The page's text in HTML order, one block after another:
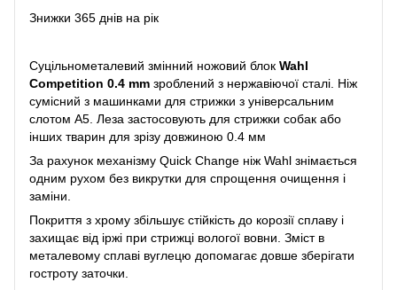
Знижки 365 днів на рік
Суцільнометалевий змінний ножовий блок Wahl
Competition 0.4 mm зроблений з нержавіючої сталі. Ніж
сумісний з машинками для стрижки з універсальним
слотом А5. Леза застосовують для стрижки собак або
інших тварин для зрізу довжиною 0.4 мм
За рахунок механізму Quick Change ніж Wahl знімається
одним рухом без викрутки для спрощення очищення і
заміни.
Покриття з хрому збільшує стійкість до корозії сплаву і
захищає від іржі при стрижці вологої вовни. Зміст в
металевому сплаві вуглецю допомагає довше зберігати
гостроту заточки.